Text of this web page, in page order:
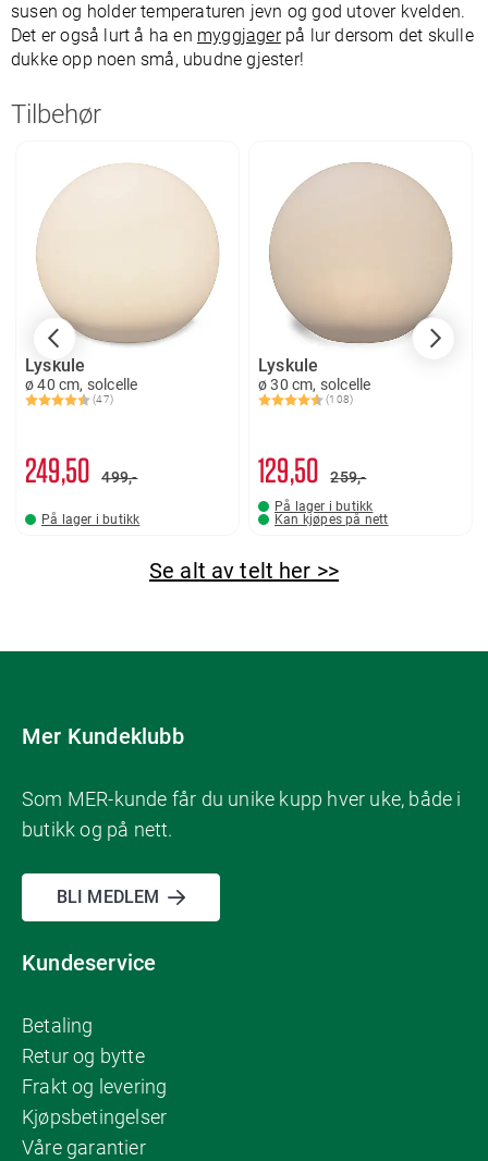
susen og holder temperaturen jevn og god utover kvelden.
Det er også lurt å ha en myggjagerpå lur dersom det skulle
dukke opp noen små, ubudne gjester!
Tilbehør
Lyskule
ø 40 cm, solcelle
Karakter:
(47)
4.6 av 5 mulige
24950 499,-
På lager i butikk
Lyskule
ø 30 cm, solcelle
Karakter:
(108)
4.5 av 5 mulige
12950 259,-
På lager i butikk
Kan kjøpes på nett
Se alt av telt her >>
Mer Kundeklubb
Som MER-kunde får du unike kupp hver uke, både i
butikk og på nett.
BLI MEDLEM
Kundeservice
Betaling
Retur og bytte
Frakt og levering
Kjøpsbetingelser
Våre garantier